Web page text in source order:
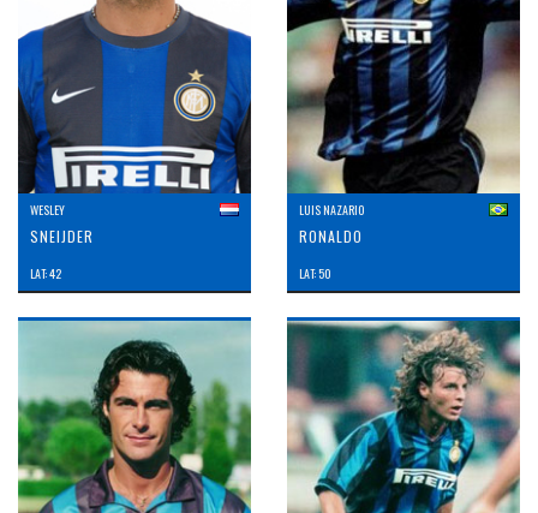
WESLEY
SNEIJDER
LAT: 42
LUIS NAZARIO
RONALDO
LAT: 50